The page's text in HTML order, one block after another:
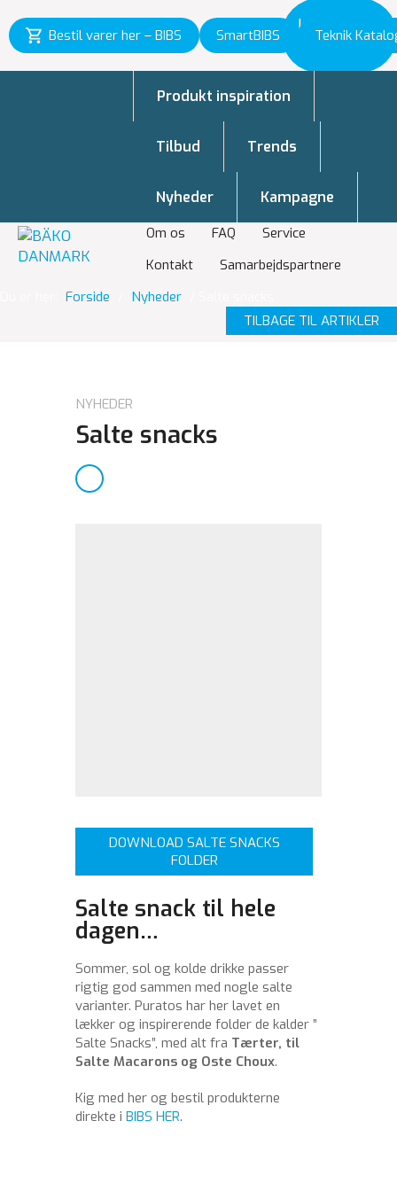
Bestil varer her – BIBS SmartBIBS Teknik
Inspiration
til vækst
Om os FAQ
Service
Kontakt
Samarbejdspartnere
Produkt inspiration
Tilbud Trends
Nyheder Kampagne
Forside Nyheder
TILBAGE TIL ARTIKLER
NYHEDER
Salte snacks
DOWNLOAD SALTE SNACKS
FOLDER
Salte snack til hele
dagen…
Sommer, sol og kolde drikke passer
rigtig god sammen med nogle salte
varianter. Puratos har her lavet en
lækker og inspirerende folder de kalder ”
Salte Snacks”, med alt fra Tærter, til
Salte Macarons og Oste Choux.
Kig med her og bestil produkterne
direkte i BIBS HER.